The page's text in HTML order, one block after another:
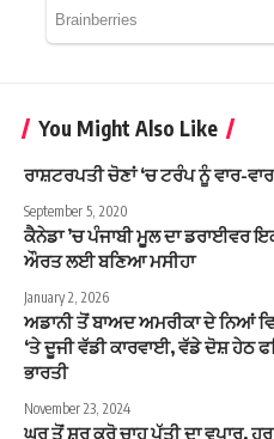
You Might Also Like
ਰਾਸ਼ਟਰਪਤੀ ਚੋਣਾਂ ‘ਚ ਟਰੰਪ ਨੂੰ ਵਾਰ-
September 5, 2020
ਕੈਨੇਡਾ ’ਚ ਪੰਜਾਬੀ ਮੂਲ ਦਾ ਡਰਾਈਵਰ
ਔਰਤ ਲਈ ਬਣਿਆ ਮਸੀਹਾ
January 2, 2026
ਅਡਾਨੀ ਤੋਂ ਬਾਅਦ ਅਮਰੀਕਾ ਦੇ ਨਿਆਂ
‘ਤੇ ਦੂਜੀ ਵੱਡੀ ਕਾਰਵਾਈ, ਵੱਡੇ ਦੋਸ਼ ਹੇਠ
ਭਾਰਤੀ
November 23, 2024
ਘਰ ਤੋਂ ਸ਼ੁਰੂ ਕਰੋ ਚਾਹ ਪੱਤੀ ਦਾ ਵਪਾਰ, ਹਰ